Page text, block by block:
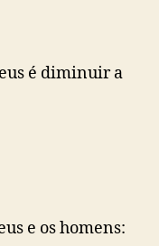
é diminuir a
e os homens: